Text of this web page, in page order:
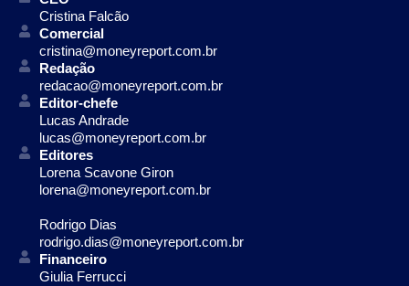
Cristina Falcão
Comercial
cristina@moneyreport.com.br
Redação
redacao@moneyreport.com.br
Editor-chefe
Lucas Andrade
lucas@moneyreport.com.br
Editores
Lorena Scavone Giron
lorena@moneyreport.com.br
Rodrigo Dias
rodrigo.dias@moneyreport.com.br
Financeiro
Giulia Ferrucci